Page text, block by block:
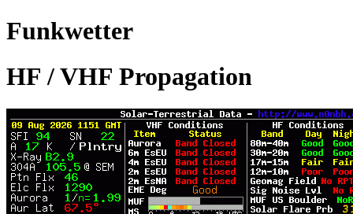
Funkwetter
HF / VHF Propagation